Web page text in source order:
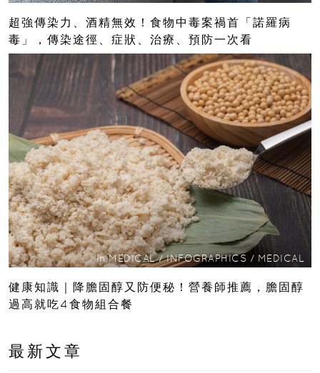
超強傳染力、酒精無效！食物中毒案禍首「諾羅病
毒」，傳染途徑、症狀、治療、預防一次看
In MEDICAL/INFOGRAPHICS / MEDICAL
健康知識｜降膽固醇又防便秘！營養師推薦，膽固醇
過高就吃4食物組合餐
最新文章